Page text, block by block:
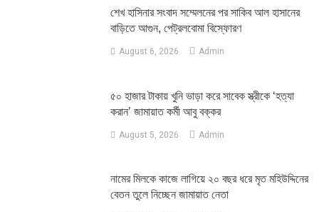
শেখ হাসিনার সংবাদ সম্মেলনের পর সাকিব আল হাসানের
বাড়িতে আগুন, পেট্রলবোমা বিস্ফোরণ
August 6, 2026 Admin
৫০ হাজার টাকায় খুনি ভাড়া করে সাবেক স্ত্রীকে ‘হত্যা
করান’ জামায়াত কর্মী আবু বক্কর
August 5, 2026 Admin
নামের মিলকে কাজে লাগিয়ে ২০ বছর ধরে মৃত মহিউদ্দিনের
বেতন তুলে নিচ্ছেন জামায়াত নেতা